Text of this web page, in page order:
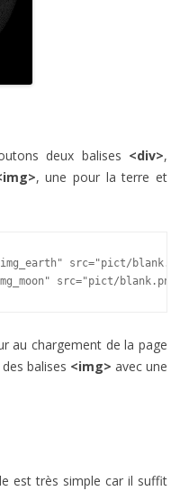
deux balises <div>,
, une pour la terre et
src="pict/
src="pict/
au chargement de la page
balises <img> avec une
est très simple car il suffit